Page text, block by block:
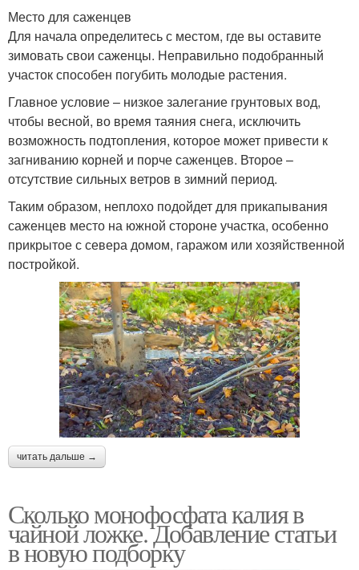
Место для саженцев
Для начала определитесь с местом, где вы оставите
зимовать свои саженцы. Неправильно подобранный
участок способен погубить молодые растения.
Главное условие – низкое залегание грунтовых вод,
чтобы весной, во время таяния снега, исключить
возможность подтопления, которое может привести к
загниванию корней и порче саженцев. Второе –
отсутствие сильных ветров в зимний период.
Таким образом, неплохо подойдет для прикапывания
саженцев место на южной стороне участка, особенно
прикрытое с севера домом, гаражом или хозяйственной
постройкой.
читать дальше →
Сколько монофосфата калия в
чайной ложке. Добавление статьи
в новую подборку